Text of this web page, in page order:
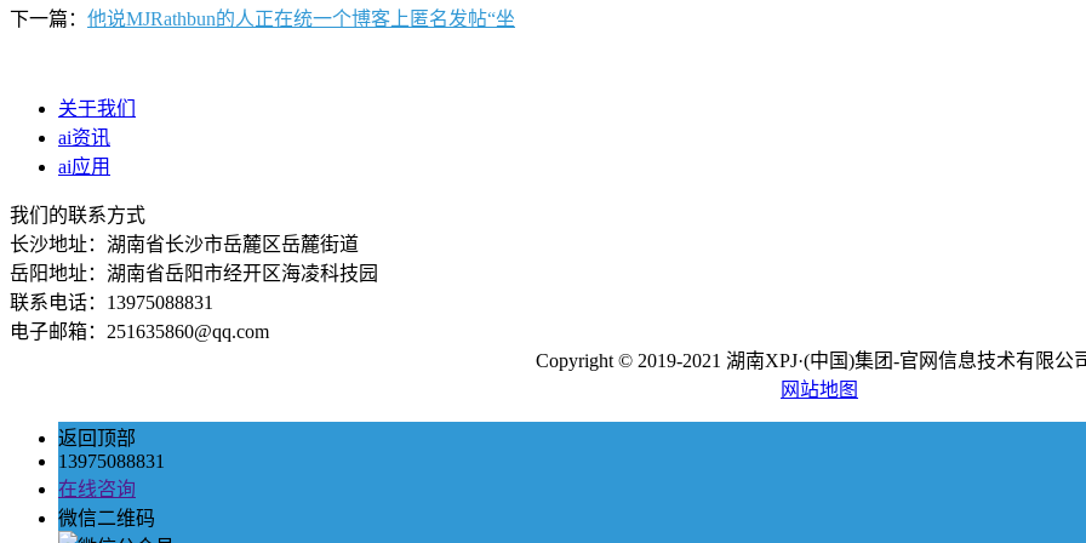
下一篇： 他说MJRathbun的人正在统一个博客上匿名发帖“坐
关于我们
ai资讯
ai应用
我们的联系方式
长沙地址：湖南省长沙市岳麓区岳麓街道
岳阳地址：湖南省岳阳市经开区海凌科技园
联系电话：13975088831
电子邮箱：251635860@qq.com
Copyright © 2019-2021 湖南XPJ·(中国)集团-官网信息技术有限公
网站地图
返回顶部
13975088831
在线咨询
微信二维码